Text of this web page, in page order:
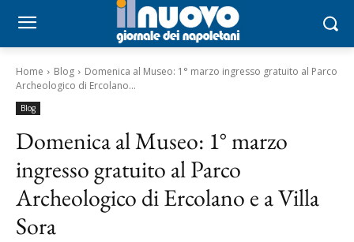
Home Blog
Domenica al Museo: 1° marzo ingresso gratuito al Parco
Archeologico di Ercolano...
Blog
Domenica al Museo: 1° marzo
ingresso gratuito al Parco
Archeologico di Ercolano e a Villa
Sora